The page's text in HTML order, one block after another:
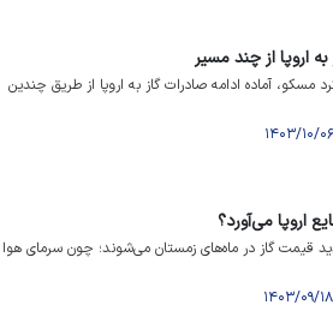
اروپا از چند مسیر
آماده ادامه صادرات گاز به اروپا از طریق چندین
اروپا می‌آورد؟
قیمت گاز در ماه‌های زمستان می‌شوند؛ چون سرمای هوا